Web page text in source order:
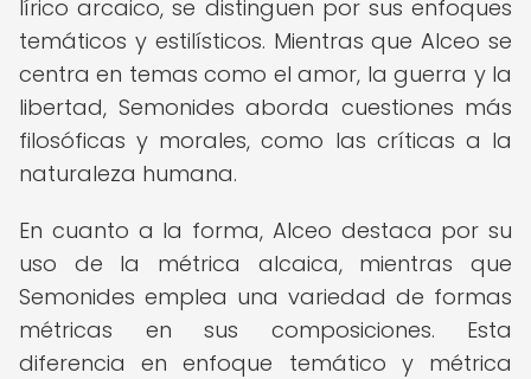
lírico arcaico, se distinguen por sus enfoques
temáticos y estilísticos. Mientras que Alceo se
centra en temas como el amor, la guerra y la
libertad, Semonides aborda cuestiones más
filosóficas y morales, como las críticas a la
naturaleza humana.
En cuanto a la forma, Alceo destaca por su
uso de la métrica alcaica, mientras que
Semonides emplea una variedad de formas
métricas en sus composiciones. Esta
diferencia en enfoque temático y métrica